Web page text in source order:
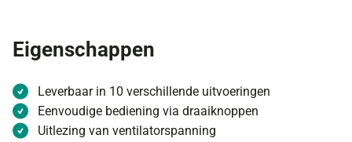
Eigenschappen
Leverbaar in 10 verschillende uitvoeringen
Eenvoudige bediening via draaiknoppen
Uitlezing van ventilatorspanning